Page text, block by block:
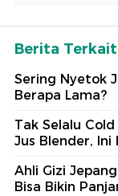
Berita Terkait
Sering Nyetok
Berapa Lama?
Tak Selalu
Jus Blender, Ini
Ahli Gizi
Bisa Bikin